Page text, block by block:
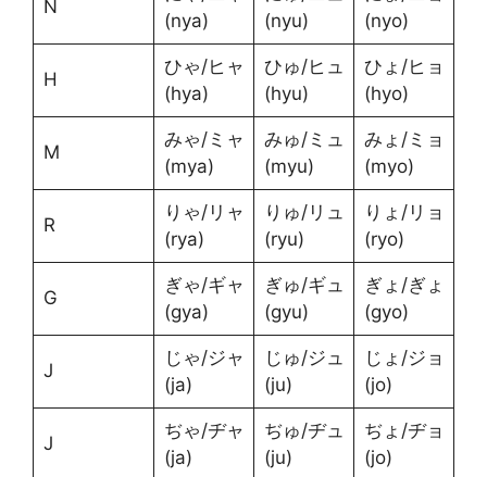
N
(nya)
(nyu)
(nyo)
H
ひゃ/ヒャ
(hya)
ひゅ/ヒュ
(hyu)
ひょ/ヒョ
(hyo)
M
みゃ/ミャ
(mya)
みゅ/ミュ
(myu)
みょ/ミョ
(myo)
R
りゃ/リャ
(rya)
りゅ/リュ
(ryu)
りょ/リョ
(ryo)
G
ぎゃ/ギャ
(gya)
ぎゅ/ギュ
(gyu)
ぎょ/ぎょ
(gyo)
J
じゃ/ジャ
(ja)
じゅ/ジュ
(ju)
じょ/ジョ
(jo)
J
ぢゃ/ヂャ
(ja)
ぢゅ/ヂュ
(ju)
ぢょ/ヂョ
(jo)